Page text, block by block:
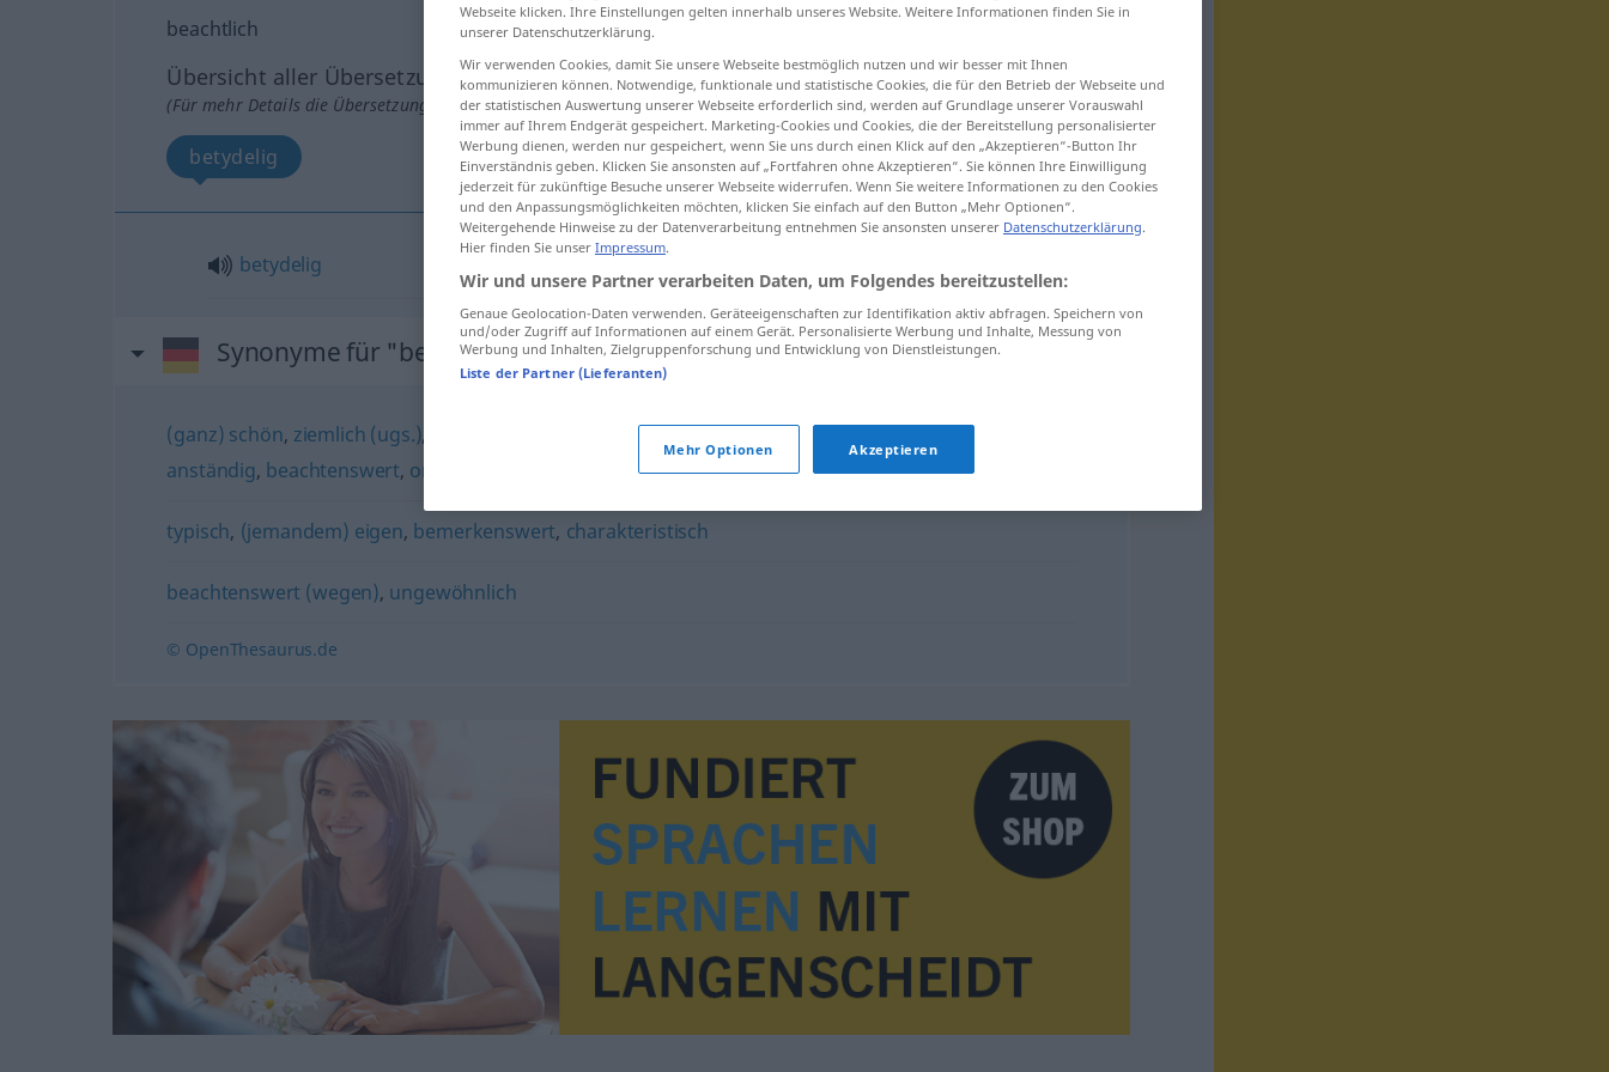
beachtlich
Übersicht aller Übersetzungen
(Für mehr Details die Übersetzung anklicken/antippen)
betydelig
betydelig
Synonyme für "beachtlich"
(ganz) schön, ziemlich (ugs.), (ein) hübsch(es Sümmchen) (ugs.),beträchtlich
(ganz)
anständig, beachtenswert, ordentlich
typisch, (jemandem) eigen, bemerkenswert, charakteristisch
beachtenswert (wegen), ungewöhnlich
© OpenThesaurus.de
Webseite klicken. Ihre Einstellungen gelten innerhalb unseres Website. Weitere Informationen finden Sie in
unserer Datenschutzerklärung.
Wir verwenden Cookies, damit Sie unsere Webseite bestmöglich nutzen und wir besser mit Ihnen
kommunizieren können. Notwendige, funktionale und statistische Cookies, die für den Betrieb der Webseite und
der statistischen Auswertung unserer Webseite erforderlich sind, werden auf Grundlage unserer Vorauswahl
immer auf Ihrem Endgerät gespeichert. Marketing-Cookies und Cookies, die der Bereitstellung personalisierter
Werbung dienen, werden nur gespeichert, wenn Sie uns durch einen Klick auf den „Akzeptieren“-Button Ihr
Einverständnis geben. Klicken Sie ansonsten auf „Fortfahren ohne Akzeptieren“. Sie können Ihre Einwilligung
jederzeit für zukünftige Besuche unserer Webseite widerrufen. Wenn Sie weitere Informationen zu den Cookies
und den Anpassungsmöglichkeiten möchten, klicken Sie einfach auf den Button „Mehr Optionen“.
Weitergehende Hinweise zu der Datenverarbeitung entnehmen Sie ansonsten unserer Datenschutzerklärung.
Hier finden Sie unser Impressum.
Wir und unsere Partner verarbeiten Daten, um Folgendes bereitzustellen:
Genaue Geolocation-Daten verwenden. Geräteeigenschaften zur Identifikation aktiv abfragen. Speichern von
und/oder Zugriff auf Informationen auf einem Gerät. Personalisierte Werbung und Inhalte, Messung von
Werbung und Inhalten, Zielgruppenforschung und Entwicklung von Dienstleistungen.
Liste der Partner (Lieferanten)
Mehr Optionen Akzeptieren